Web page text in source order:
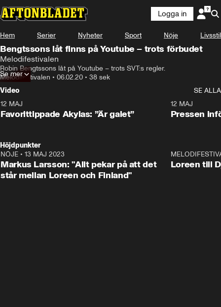
Logga in
Hem Serier Nyheter Sport Nöje Livsstil
Bengtssons låt finns på Youtube – trots förbudet
Melodifestivalen
Robin Bengtssons låt på Youtube – trots SVT:s regler.
Melodifestivalen • 06.02.20 • 38 sek
Se mer
Video
SE ALLA
12 MAJ
Favorittippade Akylas: ”Är galet”
12 MAJ
Pressen
Höjdpunkter
NÖJE • 13 MAJ 2023
Markus Larsson: "Allt pekar på att det
står mellan Loreen och Finland"
Loreen till